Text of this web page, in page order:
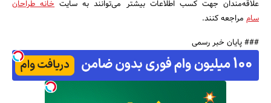
علاقه‌مندان جهت کسب اطلاعات بیشتر می‌توانند به سایتخانه طراحان
سام مراجعه کنند.
### پایان خبر رسمی